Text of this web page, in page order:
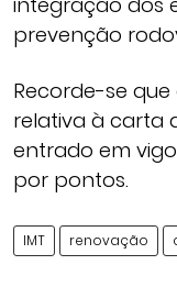
prevenção
Recorde-se
relativa à carta
entrado em
por pontos.
IMT renovação